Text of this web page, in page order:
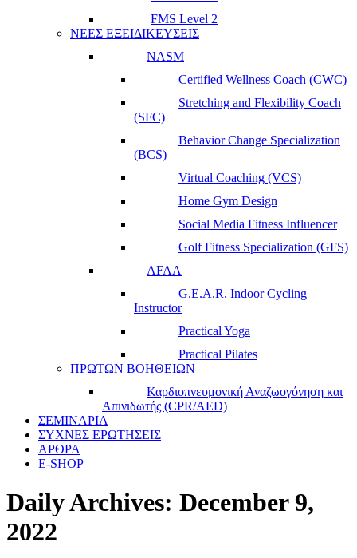
FMS Level 2
ΝΕΕΣ ΕΞΕΙΔΙΚΕΥΣΕΙΣ
NASM
Certified Wellness Coach (CWC)
Stretching and Flexibility Coach
(SFC)
Behavior Change Specialization
(BCS)
Virtual Coaching (VCS)
Home Gym Design
Social Media Fitness Influencer
Golf Fitness Specialization (GFS)
AFAA
G.E.A.R. Indoor Cycling
Instructor
Practical Yoga
Practical Pilates
ΠΡΩΤΩΝ ΒΟΗΘΕΙΩΝ
Καρδιοπνευμονική Αναζωογόνηση και
Απινιδωτής (CPR/AED)
ΣΕΜΙΝΑΡΙΑ
ΣΥΧΝΕΣ ΕΡΩΤΗΣΕΙΣ
ΑΡΘΡΑ
E-SHOP
Daily Archives: December 9,
2022